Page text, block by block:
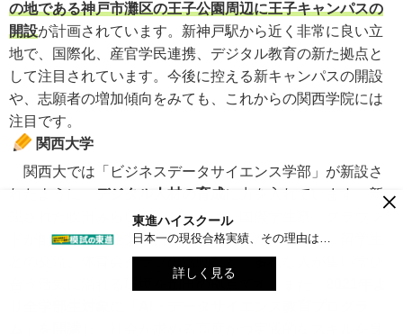
の地である神戸市灘区の王子公園周辺に王子キャンパスの
開設が計画されています。新神戸駅から近く非常に良い立
地で、国際化、産官学民連携、デジタル教育の新た拠点と
して注目されています。今後に控える新キャンパスの開設
や、志願者の増加傾向をみても、これからの関西学院には
注目です。
関西大学
関西大では「ビジネスデータサイエンス学部」が新設さ
れたように、
デジタル人材の育成に力を入れています。新
設された吹田みらいキャンパスは、国際学生寮、グラウン
ドが配置され、企業・自治体との連携だけでなく、留学生
との交流、体育会クラブの活動など、多様な人が集い学び
合う活気に溢れる環境を創出の拠点です。また、
×
東進ハイスクール
日本一の現役合格実績、その理由は…
詳しく見る